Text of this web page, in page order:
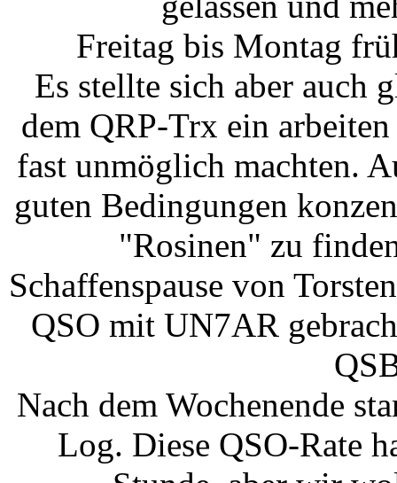
Freitag bis Montag
Es stellte sich aber auch
dem QRP-Trx ein
fast unmöglich machten.
guten Bedingungen
"Rosinen" zu
Schaffenspause von
QSO mit UN7AR
Nach dem Wochenende
Log. Diese QSO-Rate